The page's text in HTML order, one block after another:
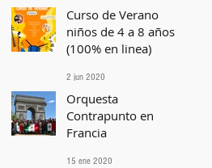
Curso de Verano
niños de 4 a 8 años
(100% en linea)
2 jun 2020
Orquesta
Contrapunto en
Francia
15 ene 2020